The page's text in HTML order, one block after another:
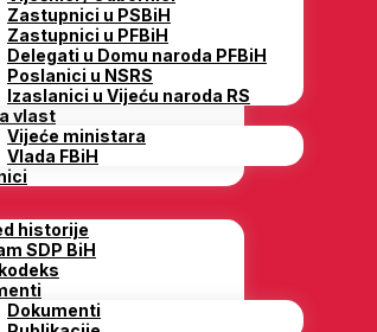
Zastupnici u PSBiH
Zastupnici u PFBiH
Delegati u Domu naroda PFBiH
Poslanici u NSRS
Izaslanici u Vijeću naroda RS
vlast
Vijeće ministara
Vlada FBiH
historije
SDP BiH
Dokumenti